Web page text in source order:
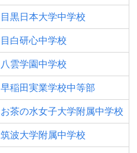
目黒日本大学中学校
目白研心中学校
八雲学園中学校
早稲田実業学校中等部
お茶の水女子大学附属中学校
筑波大学附属中学校